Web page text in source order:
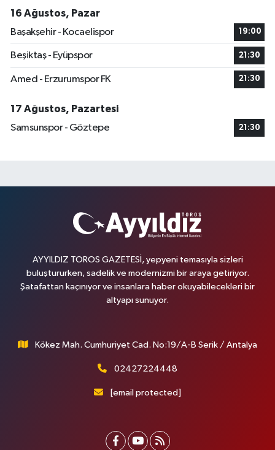
16 Ağustos, Pazar
Başakşehir - Kocaelispor
19:00
Beşiktaş - Eyüpspor 21:30
Amed - Erzurumspor FK 21:30
17 Ağustos, Pazartesi
Samsunspor - Göztepe
21:30
AYYILDIZ TOROS GAZETESİ, yepyeni temasıyla sizleri
buluştururken, sadelik ve modernizmi bir araya getiriyor.
Şatafattan kaçınıyor ve insanlara haber okuyabilecekleri bir
altyapı sunuyor.
Kökez Mah. Cumhuriyet Cad. No:19/A-B Serik / Antalya
02427224448
[email protected]